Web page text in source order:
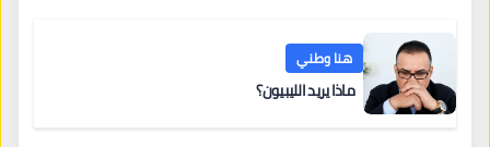
هنا وطني
ماذا يريد الليبيون؟